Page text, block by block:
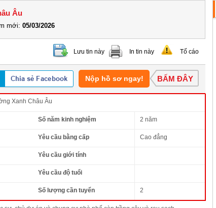
Âu
mới: 05/03/2026
Lưu tin này In tin này Tố cáo
Nộp hồ sơ ngay! BẤM ĐÂY
Xanh Châu Âu
Số năm kinh nghiệm 2 năm
Yêu cầu bằng cấp Cao đẳng
Yêu cầu giới tính
Yêu cầu độ tuổi
Số lượng cần tuyển 2